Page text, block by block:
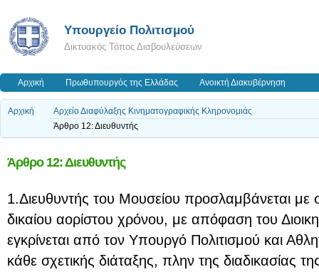
Υπουργείο Πολιτισμού
Δικτυακός Τόπος Διαβουλεύσεων
Αρχική Πρωθυπουργός της Ελλάδας Ανοικτή Διακυβέρνηση
Αρχική
Αρχείο Διαφύλαξης Κινηματογραφικής Κληρονομιάς
Άρθρο 12: Διευθυντής
Άρθρο 12: Διευθυντής
1.Διευθυντής του Μουσείου προσλαμβάνεται με
δικαίου αορίστου χρόνου, με απόφαση του
εγκρίνεται από τον Υπουργό Πολιτισμού και
κάθε σχετικής διάταξης, πλην της διαδικασίας